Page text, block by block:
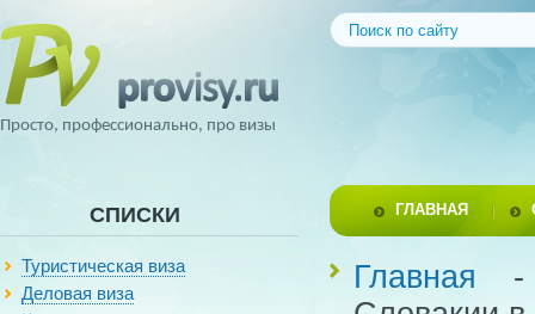
Просто, профессионально, про визы
СПИСКИ
Туристическая виза
Деловая виза
ГЛАВНАЯ
Главная